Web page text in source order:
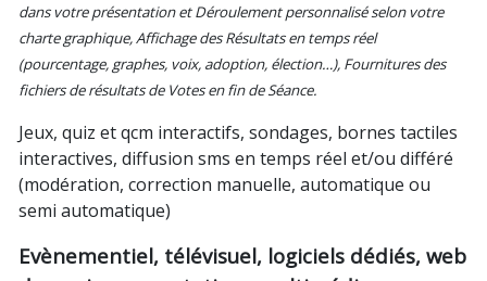
dans votre présentation et Déroulement personnalisé selon votre
charte graphique,Affichage des Résultats en temps réel
(pourcentage, graphes, voix, adoption, élection…), Fournitures des
fichiers de résultats de Votes en fin de Séance.
Jeux, quiz et qcm interactifs, sondages, bornes tactiles
interactives, diffusion sms en temps réel et/ou différé
(modération, correction manuelle, automatique ou
semi automatique)
Evènementiel, télévisuel, logiciels dédiés, web